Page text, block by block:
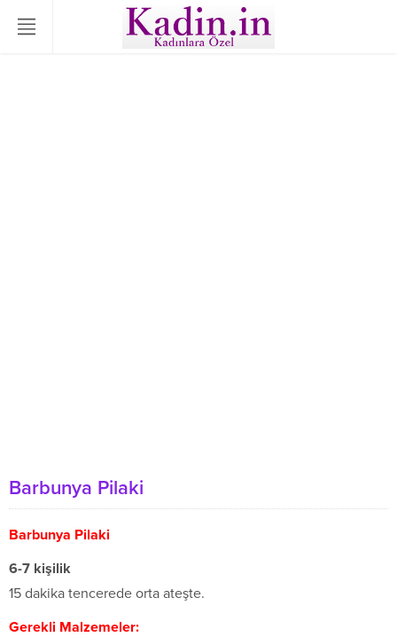
Barbunya Pilaki
Barbunya Pilaki
6-7 kişilik
15 dakika tencerede orta ateşte.
Gerekli Malzemeler: